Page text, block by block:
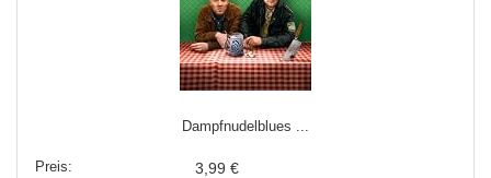
Dampfnudelblues ...
3,99 €